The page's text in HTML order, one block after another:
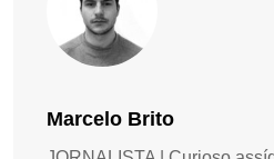
Marcelo Brito